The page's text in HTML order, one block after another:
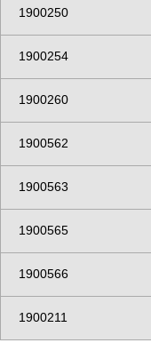
1900250
1900254
1900260
1900562
1900563
1900565
1900566
1900211